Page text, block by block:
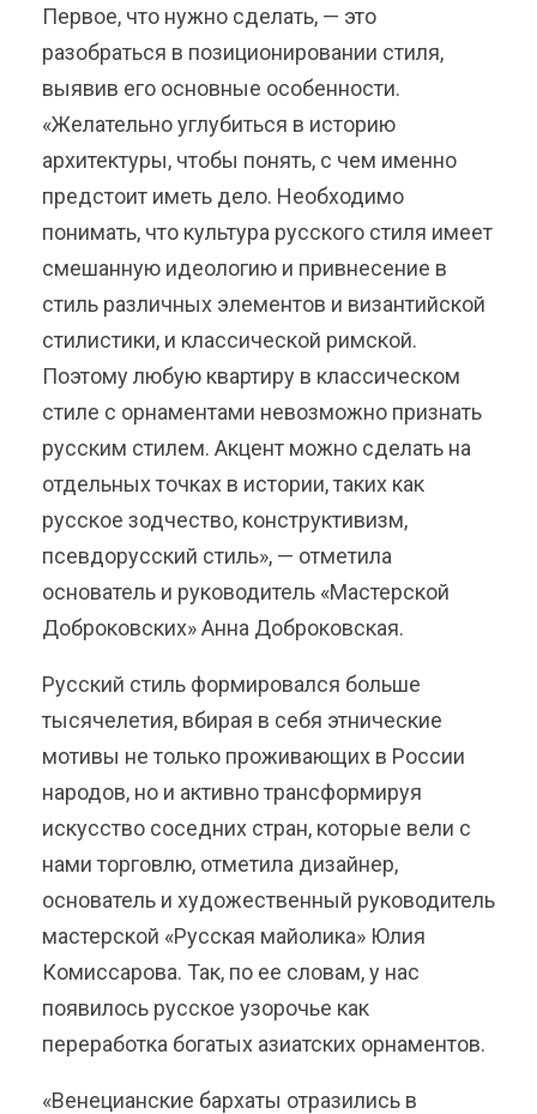
Первое, что нужно сделать, — это
разобраться в позиционировании стиля,
выявив его основные особенности.
«Желательно углубиться в историю
архитектуры, чтобы понять, с чем именно
предстоит иметь дело. Необходимо
понимать, что культура русского стиля имеет
смешанную идеологию и привнесение в
стиль различных элементов и византийской
стилистики, и классической римской.
Поэтому любую квартиру в классическом
стиле с орнаментами невозможно признать
русским стилем. Акцент можно сделать на
отдельных точках в истории, таких как
русское зодчество, конструктивизм,
псевдорусский стиль», — отметила
основатель и руководитель «Мастерской
Доброковских» Анна Доброковская.
Русский стиль формировался больше
тысячелетия, вбирая в себя этнические
мотивы не только проживающих в России
народов, но и активно трансформируя
искусство соседних стран, которые вели с
нами торговлю, отметила дизайнер,
основатель и художественный руководитель
мастерской «Русская майолика» Юлия
Комиссарова. Так, по ее словам, у нас
появилось русское узорочье как
переработка богатых азиатских орнаментов.
«Венецианские бархаты отразились в